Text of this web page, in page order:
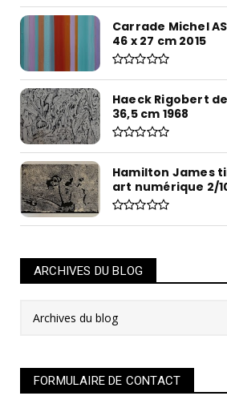
Carrade Michel
46 x 27 cm 2015
Haeck Rigobert
36,5 cm 1968
Hamilton James
art numérique 2/
ARCHIVES DU BLOG
FORMULAIRE DE CONTACT